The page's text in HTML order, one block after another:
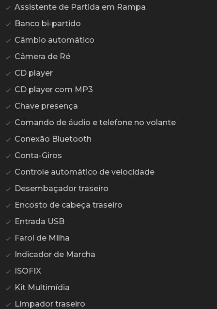
Assistente de Partida em Rampa
Banco bi-partido
Câmbio automático
Câmera de Ré
CD player
CD player com MP3
Chave presença
Comando de áudio e telefone no volante
Conexão Bluetooth
Conta-Giros
Controle automático de velocidade
Desembaçador traseiro
Encosto de cabeça traseiro
Entrada USB
Farol de Milha
Indicador de Marcha
ISOFIX
Kit Multimídia
Limpador traseiro